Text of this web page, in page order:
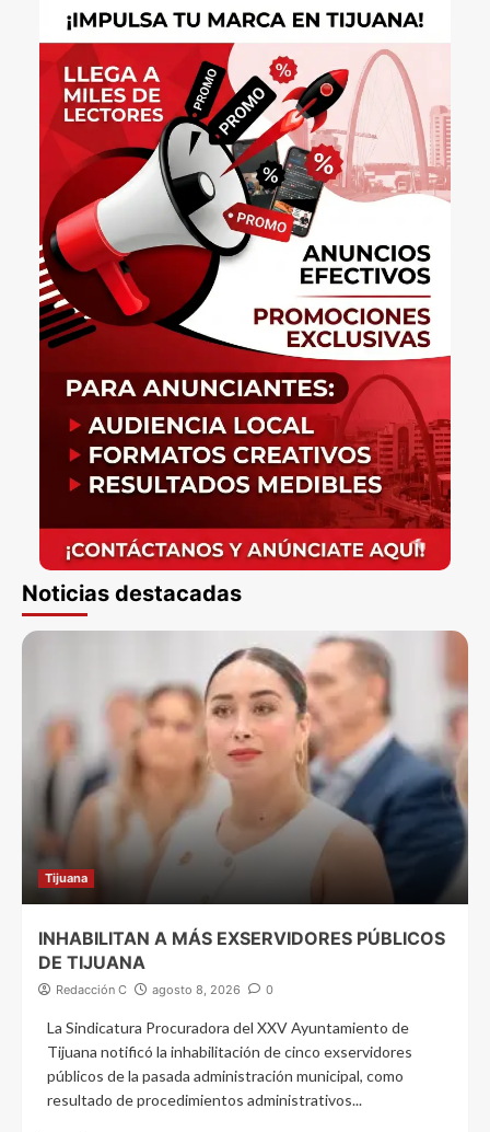
Noticias destacadas
Tijuana
INHABILITAN A MÁS EXSERVIDORES PÚBLICOS
DE TIJUANA
Redacción C agosto 8, 2026 0
La Sindicatura Procuradora del XXV Ayuntamiento de
Tijuana notificó la inhabilitación de cinco exservidores
públicos de la pasada administración municipal, como
resultado de procedimientos administrativos...